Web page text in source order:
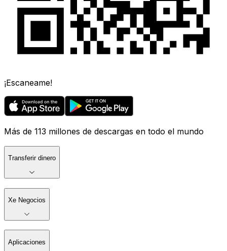
¡Escaneame!
Más de 113 millones de descargas en todo el mundo
Transferir dinero
Xe Negocios
Aplicaciones